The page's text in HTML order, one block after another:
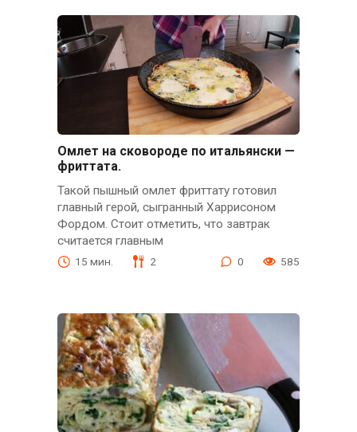
Омлет на сковороде по итальянски —
фриттата.
Такой пышный омлет фриттату готовил
главный герой, сыгранный Харрисоном
Фордом. Стоит отметить, что завтрак
считается главным
15 мин. 2 0 585